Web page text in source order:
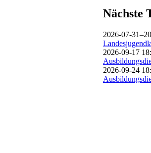
Nächste
2026-07-
2026-09-17
2026-09-24